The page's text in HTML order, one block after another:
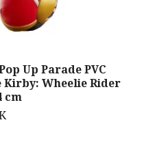
Up Parade PVC
Kirby: Wheelie Rider
cm